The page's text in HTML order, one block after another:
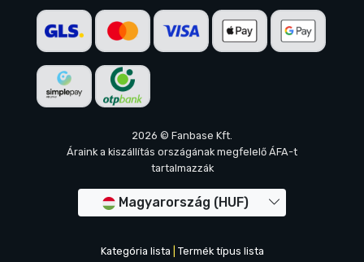
2026 © Fanbase Kft.
Áraink a kiszállítás országának megfelelő ÁFA-t
tartalmazzák
Magyarország (HUF)
Kategória lista Termék típus lista